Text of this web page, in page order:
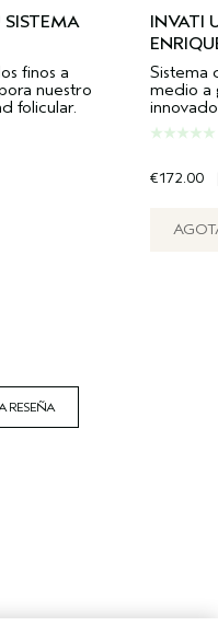
finos a
nuestro
folicular.
INVATI
Sistema
medio a
€172.00
RESEÑA